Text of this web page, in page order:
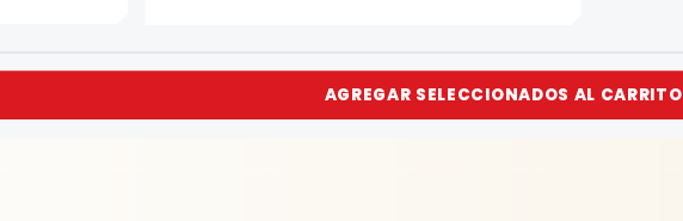
AGREGAR SELECCIONADOS AL CARRITO